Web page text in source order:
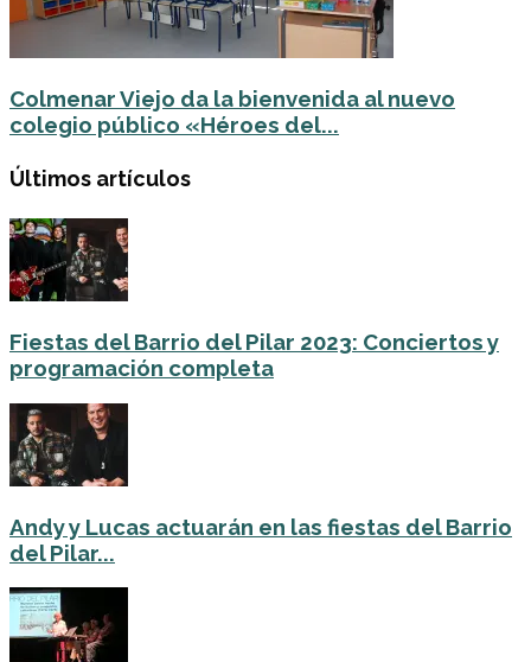
Colmenar Viejo da la bienvenida al nuevo
colegio público «Héroes del...
Últimos artículos
Fiestas del Barrio del Pilar 2023: Conciertos y
programación completa
Andy y Lucas actuarán en las fiestas del Barrio
del Pilar...